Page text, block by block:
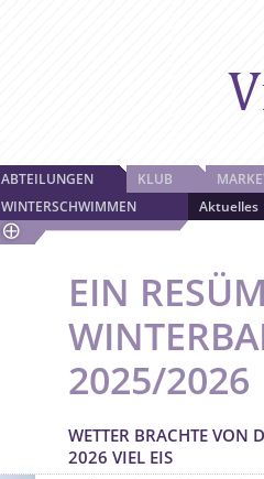
ABTEILUNGEN
WINTERSCHWIMMEN
Aktuelles
KLUB
EIN
2025/2026
WETTER BRACHTE VON
2026 VIEL EIS